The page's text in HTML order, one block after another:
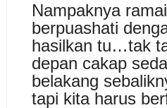
Nampaknya
berpuashati
hasilkan tu…tak
depan cakap
belakang
tapi kita harus